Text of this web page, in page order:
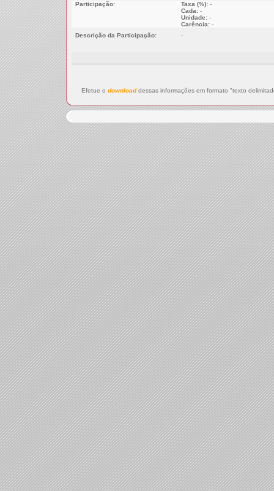
Participação: Taxa (%):-
Cada:-
Unidade:-
Carência:-
Descrição da Participação:
-
Efetue o downloaddessas informações em formato "texto